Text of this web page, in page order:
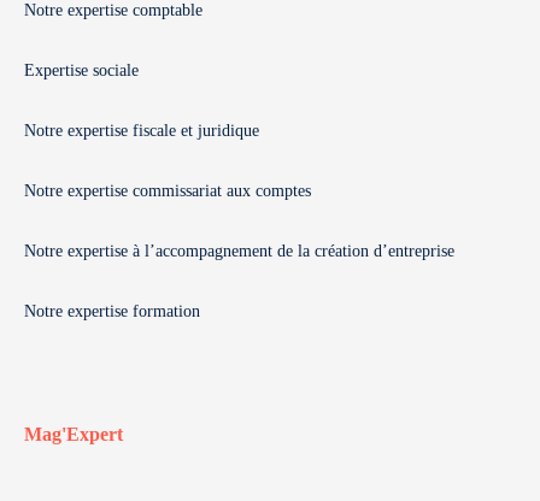
Notre expertise comptable
Expertise sociale
Notre expertise fiscale et juridique
Notre expertise commissariat aux comptes
Notre expertise à l’accompagnement de la création d’entreprise
Notre expertise formation
Mag'Expert